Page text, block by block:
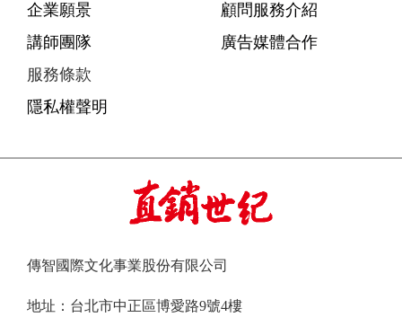
企業願景
講師團隊
服務條款
隱私權聲明
顧問服務介紹
廣告媒體合作
傳智國際文化事業股份有限公司
地址：台北市中正區博愛路9號4樓